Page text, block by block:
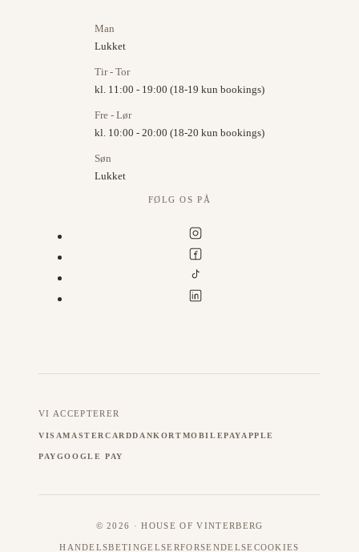
Man
Lukket
Tir - Tor
kl. 11:00 - 19:00 (18-19 kun bookings)
Fre - Lør
kl. 10:00 - 20:00 (18-20 kun bookings)
Søn
Lukket
FØLG OS PÅ
VI ACCEPTERER
VISAMASTERCARDDANKORTMOBILEPAYAPPLE
PAYGOOGLE PAY
© 2026 · HOUSE OF VINTERBERG
HANDELSBETINGELSERFORSENDELSE COOKIES